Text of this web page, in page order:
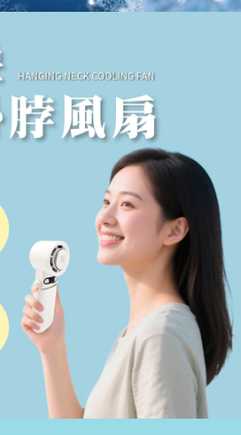
法定代理人或監護人之同意方可使用
，將依據個別帳號之用戶狀況，依本公司即
仍有額度不足之情形，本公司將視審查結果
用他人資訊註冊。若發現惡意使用之情形，
止該用戶之使用額度並採取法律行動。